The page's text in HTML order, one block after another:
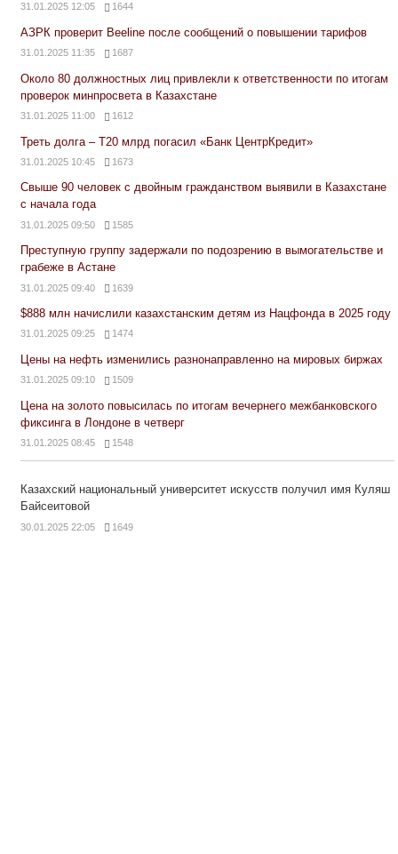
31.01.2025 12:05 1644
АЗРК проверит Beeline после сообщений о повышении тарифов
31.01.2025 11:35 1687
Около 80 должностных лиц привлекли к ответственности по итогам
проверок минпросвета в Казахстане
31.01.2025 11:00 1612
Треть долга – Т20 млрд погасил «Банк ЦентрКредит»
31.01.2025 10:45 1673
Свыше 90 человек с двойным гражданством выявили в Казахстане
с начала года
31.01.2025 09:50 1585
Преступную группу задержали по подозрению в вымогательстве и
грабеже в Астане
31.01.2025 09:40 1639
$888 млн начислили казахстанским детям из Нацфонда в 2025 году
31.01.2025 09:25 1474
Цены на нефть изменились разнонаправленно на мировых биржах
31.01.2025 09:10 1509
Цена на золото повысилась по итогам вечернего межбанковского
фиксинга в Лондоне в четверг
31.01.2025 08:45 1548
Казахский национальный университет искусств получил имя Куляш
Байсеитовой
30.01.2025 22:05 1649